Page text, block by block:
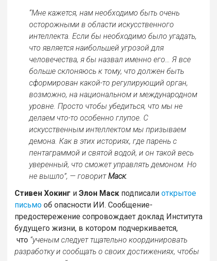
“Мне кажется, нам необходимо быть очень
осторожными в области искусственного
интеллекта. Если бы необходимо было угадать,
что является наибольшей угрозой для
человечества, я бы назвал именно его… Я все
больше склоняюсь к тому, что должен быть
сформирован какой-то регулирующий орган,
возможно, на национальном и международном
уровне. Просто чтобы убедиться, что мы не
делаем что-то особенно глупое. С
искусственным интеллектом мы призываем
демона. Как в этих историях, где парень с
пентаграммой и святой водой, и он такой весь
уверенный, что сможет управлять демоном. Но
не вышло”, — говоритМаск.
Стивен Хокинг и Элон Маск подписали открытое
письмо об опасности ИИ. Сообщение-
предостережение сопровождает доклад Института
будущего жизни, в котором подчеркивается,
что “ученым следует тщательно координировать
разработку и сообщать о своих достижениях, чтобы